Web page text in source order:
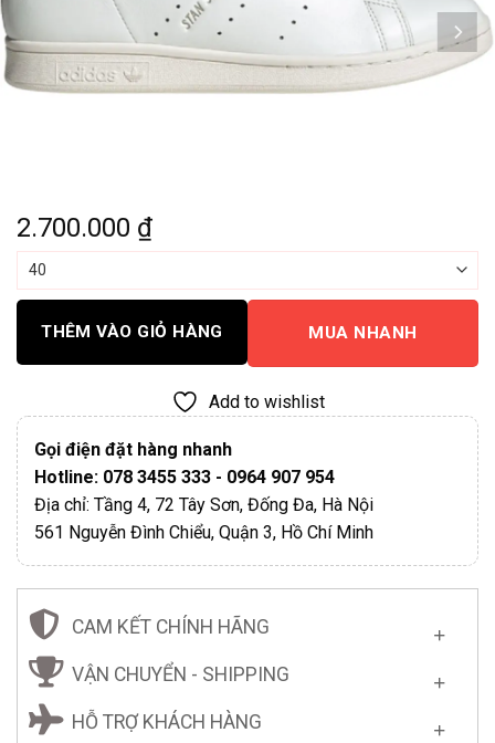
2.700.000 ₫
THÊM VÀO GIỎ HÀNG MUA NHANH
Add to wishlist
Gọi điện đặt hàng nhanh
Hotline: 078 3455 333 - 0964 907 954
Địa chỉ: Tầng 4, 72 Tây Sơn, Đống Đa, Hà Nội
561 Nguyễn Đình Chiểu, Quận 3, Hồ Chí Minh
CAM KẾT CHÍNH HÃNG
VẬN CHUYỂN - SHIPPING
HỖ TRỢ KHÁCH HÀNG